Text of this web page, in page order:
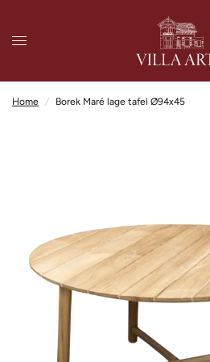
Home / Borek Maré lage tafel Ø94x45